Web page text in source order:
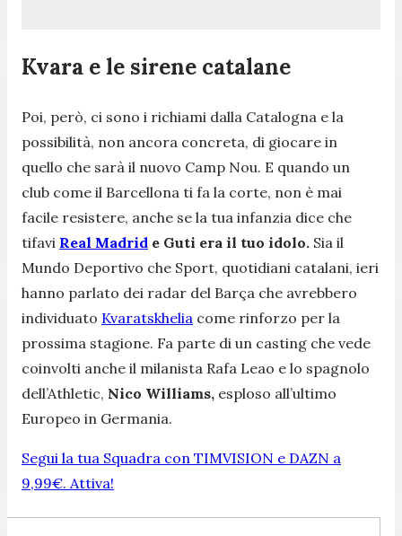
Kvara e le sirene catalane
Poi, però, ci sono i richiami dalla Catalogna e la
possibilità, non ancora concreta, di giocare in
quello che sarà il nuovo Camp Nou. E quando un
club come il Barcellona ti fa la corte, non è mai
facile resistere, anche se la tua infanzia dice che
tifavi Real Madrid e Guti era il tuo idolo. Sia il
Mundo Deportivo che Sport, quotidiani catalani, ieri
hanno parlato dei radar del Barça che avrebbero
individuato Kvaratskhelia come rinforzo per la
prossima stagione. Fa parte di un casting che vede
coinvolti anche il milanista Rafa Leao e lo spagnolo
dell’Athletic, Nico Williams, esploso all’ultimo
Europeo in Germania.
Segui la tua Squadra con TIMVISION e DAZN a
9,99€. Attiva!